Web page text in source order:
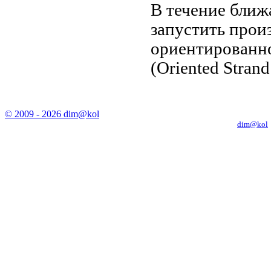
В течение
запустить
(Oriented
© 2009 - 2026 dim@kol
dim@kol